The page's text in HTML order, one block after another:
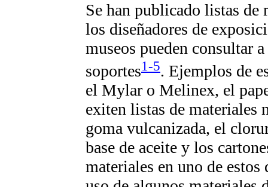
Se han publicado listas de
los diseñadores de
museos pueden consultar
soportes1-5. Ejemplos de
el Mylar o Melinex, el
exiten listas de materiales
goma vulcanizada, el
base de aceite y los
materiales en uno de